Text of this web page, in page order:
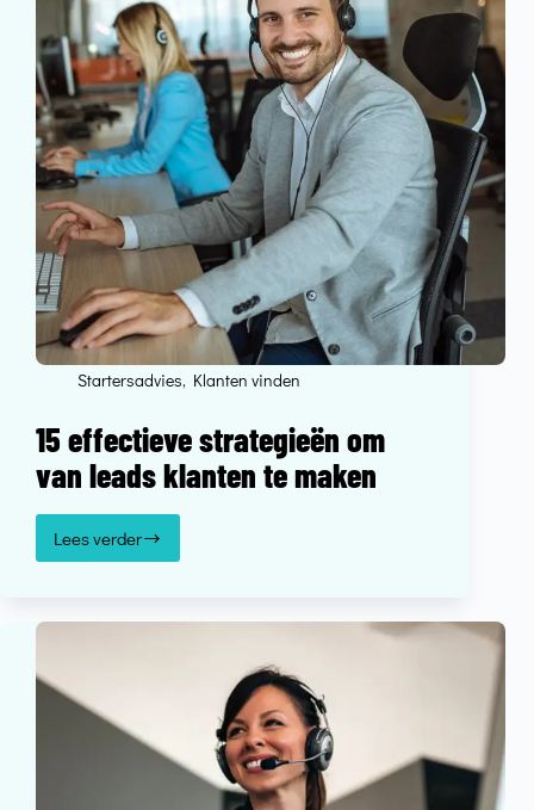
Startersadvies, Klanten vinden
15 effectieve strategieën om
van leads klanten te maken
Lees verder